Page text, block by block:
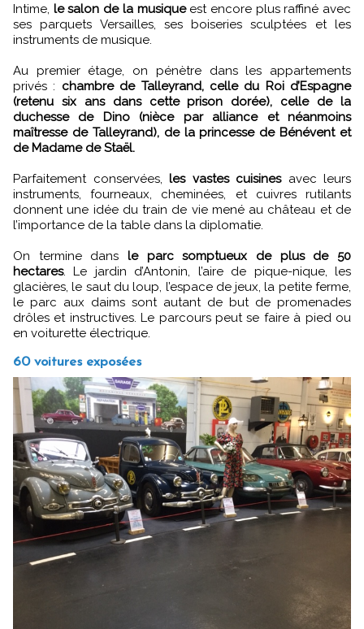
Intime, le salon de la musiqueest encore plus raffiné avec
ses parquets Versailles, ses boiseries sculptées et les
instruments de musique.
Au premier étage, on pénètre dans les appartements
privés : chambre de Talleyrand, celle du Roi d’Espagne
(retenu six ans dans cette prison dorée), celle de la
duchesse de Dino (nièce par alliance et néanmoins
maîtresse de Talleyrand), de la princesse de Bénévent et
de Madame de Staël.
Parfaitement conservées, les vastes cuisinesavec leurs
instruments, fourneaux, cheminées, et cuivres rutilants
donnent une idée du train de vie mené au château et de
l’importance de la table dans la diplomatie.
On termine dans le parc somptueux de plus de 50
hectares. Le jardin d’Antonin, l’aire de pique-nique, les
glacières, le saut du loup, l’espace de jeux, la petite ferme,
le parc aux daims sont autant de but de promenades
drôles et instructives. Le parcours peut se faire à pied ou
en voiturette électrique.
60 voitures exposées